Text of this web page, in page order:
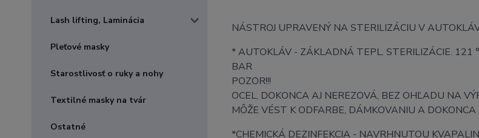
Lash lifting, Laminácia
Pleťové masky
Starostlivosť o ruky a nohy
Textilné masky na tvár
Ostatné
NÁSTROJ UPRAVENÝ NA STERILIZÁCIU V
* AUTOKLÁV - ZÁKLADNÁ TEPL. STERILIZÁCIE.
BAR
POZOR!!!
OCEL, DOKONCA AJ NEREZOVÁ, BEZ OHĽADU NA
MÔŽE VÉST K ODFARBE, DÁMKOVANIU A DOKONCA
*CHEMICKÁ DEZINFEKCIA - NAVRHNUTOU